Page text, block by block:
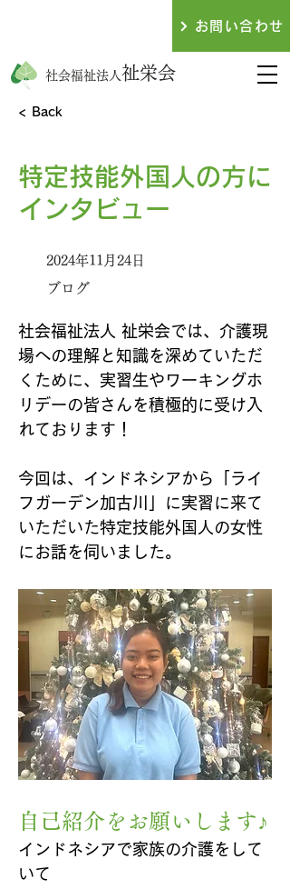
社会福祉法人祉栄会
お問い合わせ
< Back
特定技能外国人の方に
インタビュー
2024年11月24日
ブログ
社会福祉法人 祉栄会では、介護現
場への理解と知識を深めていただ
くために、実習生やワーキングホ
リデーの皆さんを積極的に受け入
れております！
今回は、インドネシアから「ライ
フガーデン加古川」に実習に来て
いただいた特定技能外国人の女性
にお話を伺いました。
自己紹介をお願いします♪
インドネシアで家族の介護をして
いて